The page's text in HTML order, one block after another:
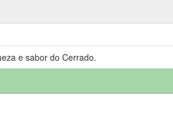
e sabor do Cerrado.